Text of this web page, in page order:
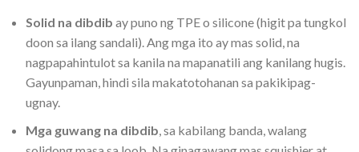
Solid na dibdib ay puno ng TPE o silicone (higit pa tungkol
doon sa ilang sandali). Ang mga ito ay mas solid, na
nagpapahintulot sa kanila na mapanatili ang kanilang hugis.
Gayunpaman, hindi sila makatotohanan sa pakikipag-
ugnay.
Mga guwang na dibdib, sa kabilang banda, walang